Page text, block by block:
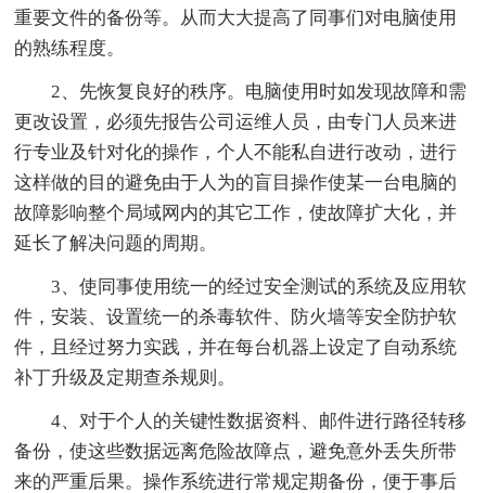
重要文件的备份等。从而大大提高了同事们对电脑使用
的熟练程度。
2、先恢复良好的秩序。电脑使用时如发现故障和需
更改设置，必须先报告公司运维人员，由专门人员来进
行专业及针对化的操作，个人不能私自进行改动，进行
这样做的目的避免由于人为的盲目操作使某一台电脑的
故障影响整个局域网内的其它工作，使故障扩大化，并
延长了解决问题的周期。
3、使同事使用统一的经过安全测试的系统及应用软
件，安装、设置统一的杀毒软件、防火墙等安全防护软
件，且经过努力实践，并在每台机器上设定了自动系统
补丁升级及定期查杀规则。
4、对于个人的关键性数据资料、邮件进行路径转移
备份，使这些数据远离危险故障点，避免意外丢失所带
来的严重后果。操作系统进行常规定期备份，便于事后